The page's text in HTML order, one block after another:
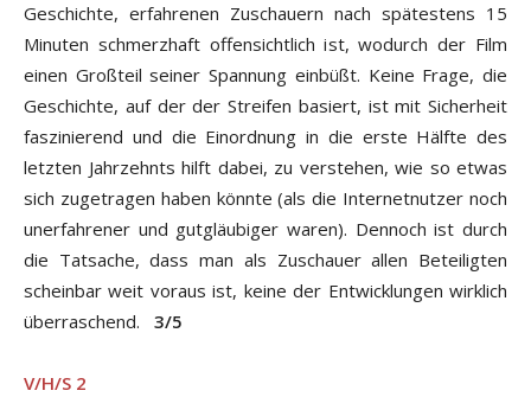
Geschichte, erfahrenen Zuschauern nach spätestens 15
Minuten schmerzhaft offensichtlich ist, wodurch der Film
einen Großteil seiner Spannung einbüßt. Keine Frage, die
Geschichte, auf der der Streifen basiert, ist mit Sicherheit
faszinierend und die Einordnung in die erste Hälfte des
letzten Jahrzehnts hilft dabei, zu verstehen, wie so etwas
sich zugetragen haben könnte (als die Internetnutzer noch
unerfahrener und gutgläubiger waren). Dennoch ist durch
die Tatsache, dass man als Zuschauer allen Beteiligten
scheinbar weit voraus ist, keine der Entwicklungen wirklich
überraschend. 3/5
V/H/S 2